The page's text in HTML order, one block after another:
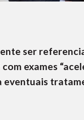
ser
exames
eventuais